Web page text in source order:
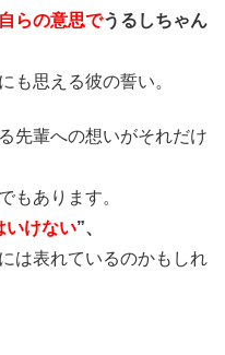
自らの意思でうるしちゃん
も思える彼の誓い。
先輩への想いがそれだけ
もあります。
いけない”、
は表れているのかもしれ